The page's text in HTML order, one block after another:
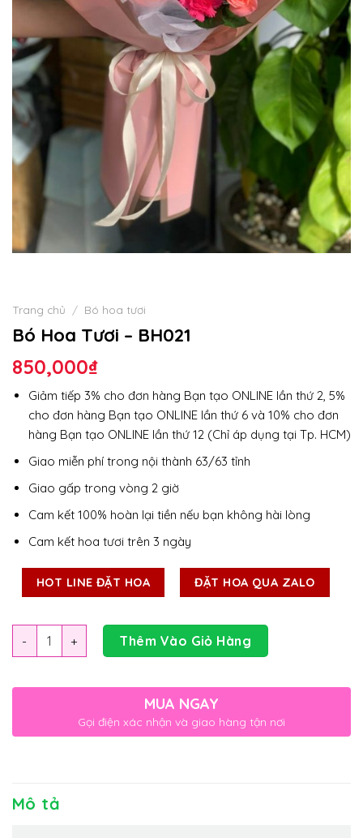
Trang chủ / Bó hoa tươi
Bó Hoa Tươi – BH021
850,000₫
Giảm tiếp 3% cho đơn hàng Bạn tạo ONLINE lần thứ 2, 5%
cho đơn hàng Bạn tạo ONLINE lần thứ 6 và 10% cho đơn
hàng Bạn tạo ONLINE lần thứ 12 (Chỉ áp dụng tại Tp. HCM)
Giao miễn phí trong nội thành 63/63 tỉnh
Giao gấp trong vòng 2 giờ
Cam kết 100% hoàn lại tiền nếu bạn không hài lòng
Cam kết hoa tươi trên 3 ngày
HOT LINE ĐẶT HOA ĐẶT HOA QUA ZALO
Số lượng Thêm Vào Giỏ Hàng
MUA NGAY
Gọi điện xác nhận và giao hàng tận nơi
Mô tả